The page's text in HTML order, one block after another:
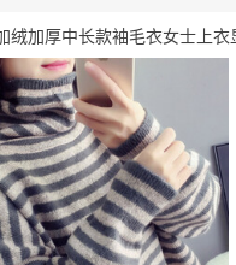
加厚中长款袖毛衣女士上